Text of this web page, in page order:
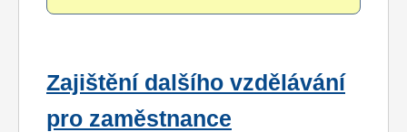
Zajištění dalšího vzdělávání
pro zaměstnance